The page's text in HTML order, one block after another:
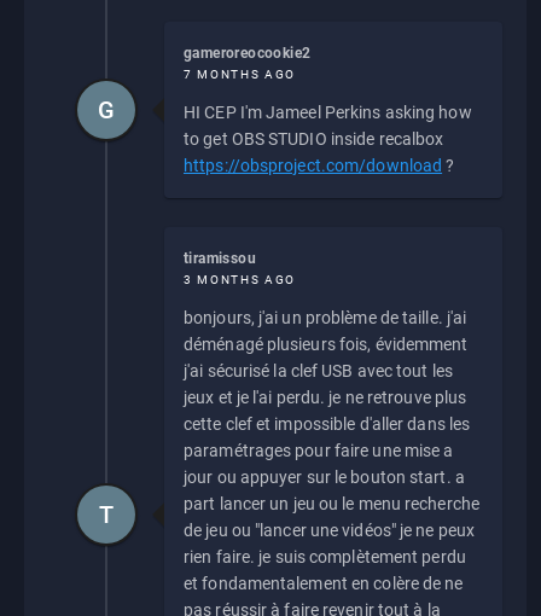
gameroreocookie2
7 MONTHS AGO
HI CEP I'm Jameel Perkins asking how
to get OBS STUDIO inside recalbox
https://obsproject.com/download ?
G
tiramissou
3 MONTHS AGO
bonjours, j'ai un problème de taille. j'ai
déménagé plusieurs fois, évidemment
j'ai sécurisé la clef USB avec tout les
jeux et je l'ai perdu. je ne retrouve plus
cette clef et impossible d'aller dans les
paramétrages pour faire une mise a
jour ou appuyer sur le bouton start. a
part lancer un jeu ou le menu recherche
de jeu ou "lancer une vidéos" je ne peux
rien faire. je suis complètement perdu
et fondamentalement en colère de ne
pas réussir à faire revenir tout à la
T